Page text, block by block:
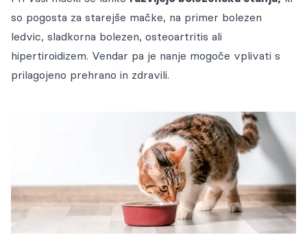
so pogosta za starejše mačke, na primer bolezen
ledvic, sladkorna bolezen, osteoartritis ali
hipertiroidizem. Vendar pa je nanje mogoče vplivati s
prilagojeno prehrano in zdravili.